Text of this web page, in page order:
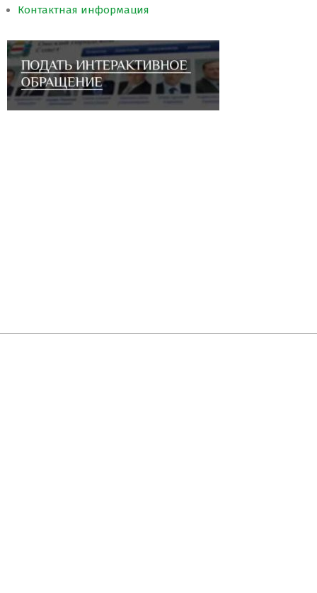
Контактная информация